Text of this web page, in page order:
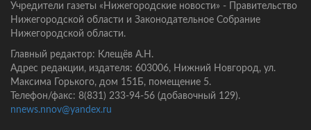
Учредители газеты «Нижегородские новости» - Правительство
Нижегородской области и Законодательное Собрание
Нижегородской области.
Главный редактор: Клещёв А.Н.
Адрес редакции, издателя: 603006, Нижний Новгород, ул.
Максима Горького, дом 151Б, помещение 5.
Телефон/факс: 8(831) 233-94-56 (добавочный 129).
nnews.nnov@yandex.ru